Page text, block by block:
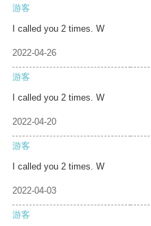
游客
I called you 2 times. W
2022-04-26
游客
I called you 2 times. W
2022-04-20
游客
I called you 2 times. W
2022-04-03
游客